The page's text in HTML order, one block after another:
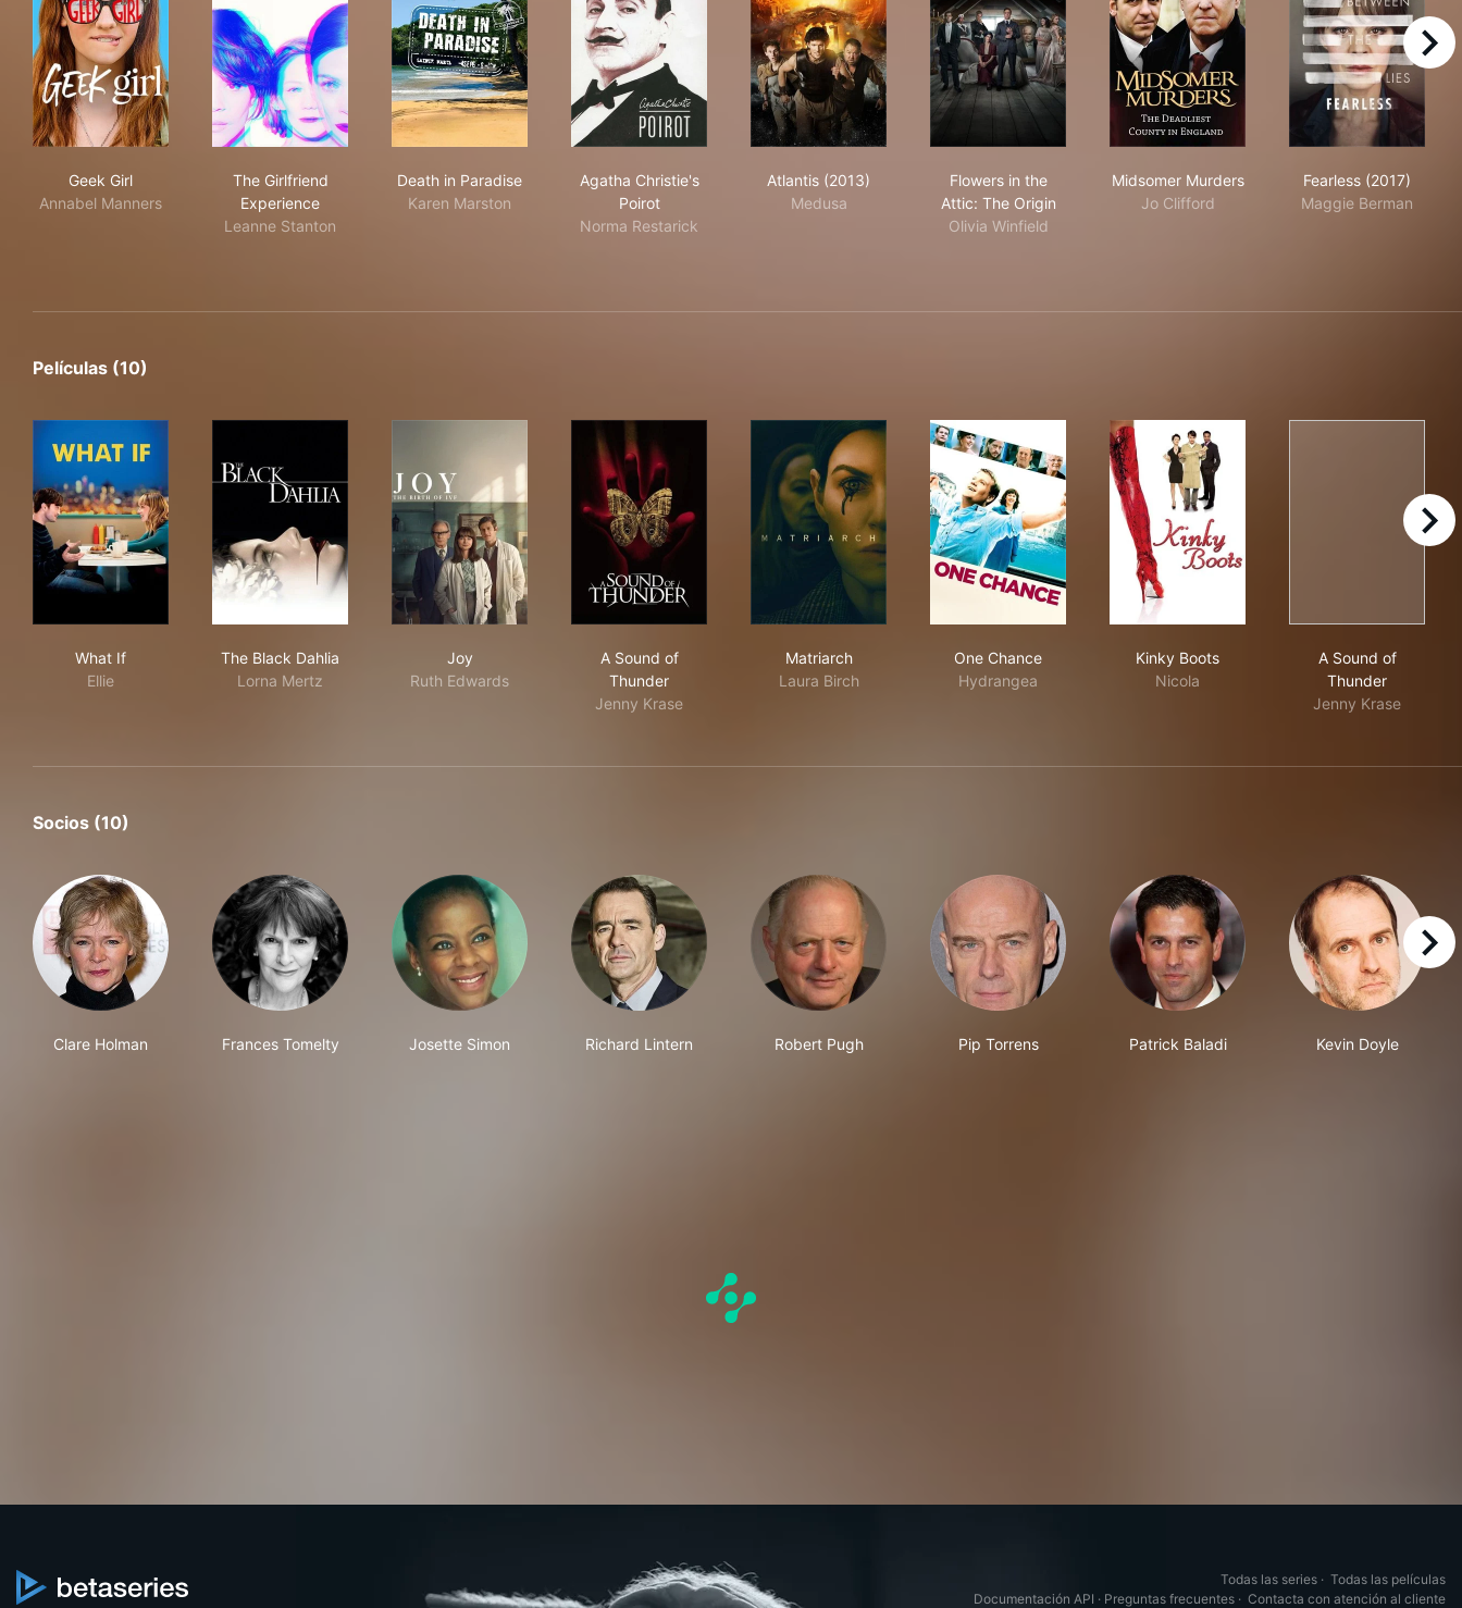
Geek Girl
Annabel Manners
The Girlfriend
Experience
Leanne Stanton
Death in Paradise
Karen Marston
Agatha Christie's
Poirot
Norma Restarick
Atlantis (2013)
Medusa
Flowers in the
Attic: The Origin
Olivia Winfield
Midsomer Murders
Jo Clifford
Fearless (2017)
Maggie Berman
right
Películas (10)
What If
Ellie
The Black Dahlia
Lorna Mertz
Joy
Ruth Edwards
A Sound of
Thunder
Jenny Krase
Matriarch
Laura Birch
One Chance
Hydrangea
Kinky Boots
Nicola
A Sound of
Thunder
Jenny Krase
right
Socios (10)
Clare Holman Frances Tomelty Josette Simon Richard Lintern Robert Pugh Pip Torrens Patrick Baladi Kevin Doyle
right
Todas las series · Todas las películas
Documentación API · Preguntas frecuentes · Contacta con atención al cliente